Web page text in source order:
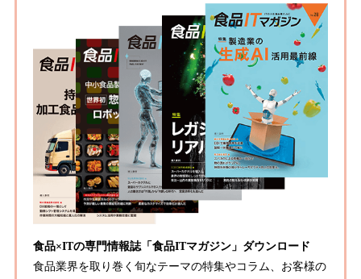
食品×ITの専門情報誌「食品ITマガジン」ダウンロード
食品業界を取り巻く旬なテーマの特集やコラム、お客様の